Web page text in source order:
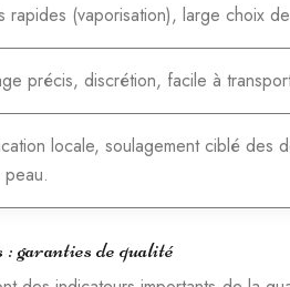
rapides (vaporisation), large choix
précis, discrétion, facile à
locale, soulagement ciblé des
garanties de qualité